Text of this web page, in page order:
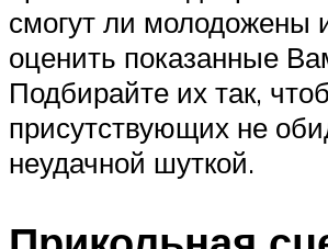
смогут ли молодожены
оценить показанные
Подбирайте их так,
присутствующих не
неудачной шуткой.